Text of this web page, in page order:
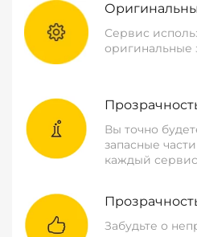
Сервис
оригинальные
Вы точно
запасные
каждый
Забудьте о